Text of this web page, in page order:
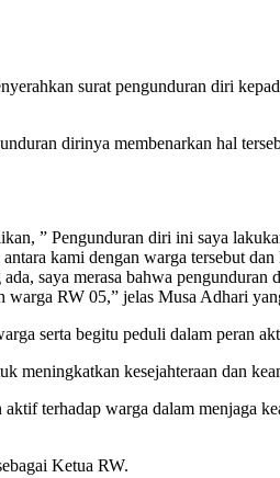
surat pengunduran diri
dirinya membenarkan hal
” Pengunduran diri ini saya
kami dengan warga tersebut
saya merasa bahwa
RW 05,” jelas Musa Adhari
serta begitu peduli dalam peran
meningkatkan kesejahteraan dan
terhadap warga dalam menjaga
Ketua RW.